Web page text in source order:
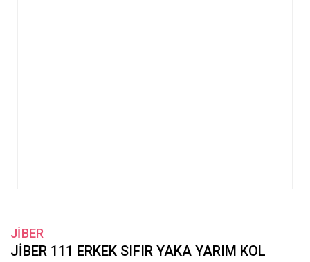
JİBER
JİBER 111 ERKEK SIFIR YAKA YARIM KOL